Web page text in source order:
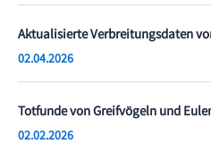
Aktualisierte Verbreitungsdaten
02.04.2026
Totfunde von Greifvögeln und
02.02.2026